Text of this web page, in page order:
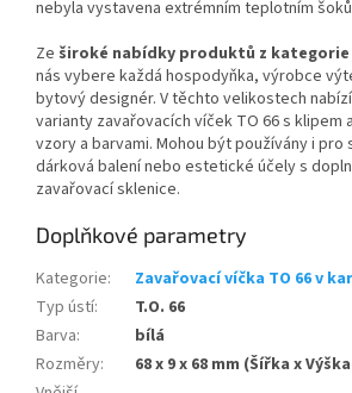
nebyla vystavena extrémním teplotním
Ze široké nabídky produktů z kategorie
nás vybere každá hospodyňka, výrobce
bytový designér. V těchto velikostech
varianty zavařovacích víček TO 66s klipem
vzory a barvami. Mohou být používány i
dárková balení nebo estetické účely s
zavařovací sklenice.
Doplňkové parametry
Kategorie:
Zavařovací víčka TO 66 v
Typ ústí:
T.O. 66
Barva:
bílá
Rozměry:
68 x 9 x 68 mm (Šířka x